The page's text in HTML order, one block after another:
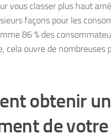
vous classer plus haut
façons pour les
86 % des
cela ouvre de nombreuses
obtenir
de